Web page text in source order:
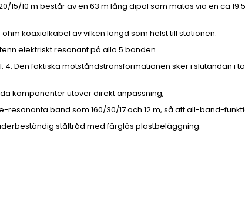
10 m består av en 63 m lång dipol som matas via en ca
koaxialkabel av vilken längd som helst till stationen.
elektriskt resonant på alla 5 banden.
4. Den faktiska motståndstransformationen sker i slutändan i
komponenter utöver direkt anpassning,
band som 160/30/17 och 12 m, så att all-band-
ståltråd med färglös plastbeläggning.